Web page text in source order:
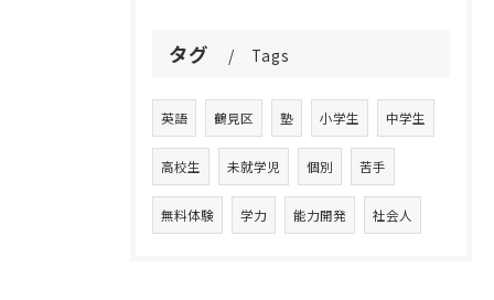
タグ Tags
英語 鶴見区 塾 小学生 中学生
高校生 未就学児 個別 苦手
無料体験 学力 能力開発 社会人